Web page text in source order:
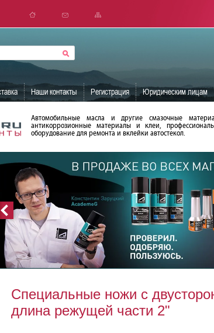
Наши контакты Регистрация Юридическим лицам
Автомобильные масла и другие смазочные
антикоррозионные материалы и клеи,
оборудование для ремонта и вклейки автостекол.
Специальные ножи с
длина режущей части 2"